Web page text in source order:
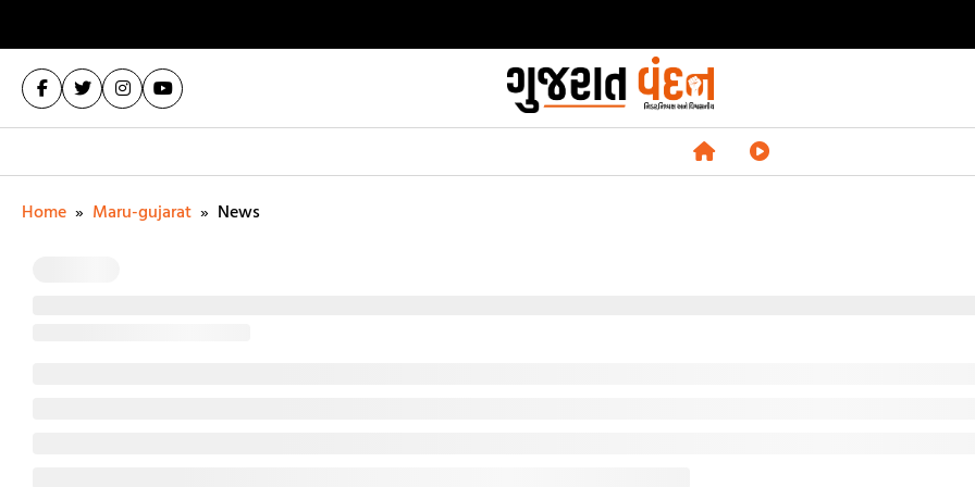
Home » Maru-gujarat » News